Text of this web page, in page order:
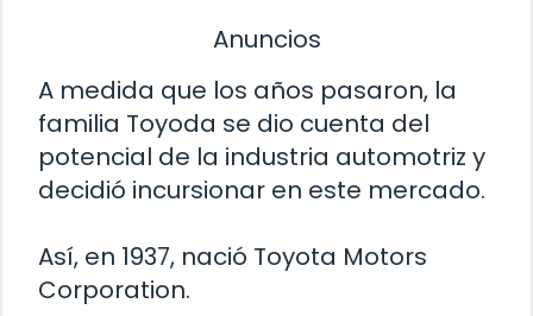
Anuncios
A medida que los años pasaron, la
familia Toyoda se dio cuenta del
potencial de la industria automotriz y
decidió incursionar en este mercado.
Así, en 1937, nació Toyota Motors
Corporation.